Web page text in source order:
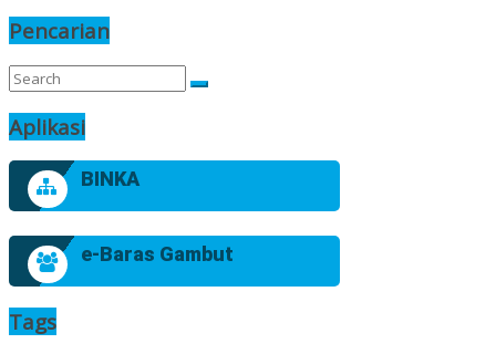
Pencarian
Aplikasi
BINKA
e-Baras Gambut
Tags